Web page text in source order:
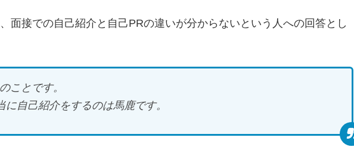
面接での自己紹介と自己PRの違いが分からないという人への回答とし
ことです。
自己紹介をするのは馬鹿です。